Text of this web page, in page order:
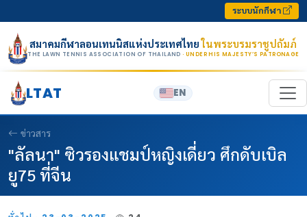
ระบบนักกีฬา
สมาคมกีฬาลอนเทนนิสแห่งประเทศไทยในพระบรมราชูปถัมภ์
THE LAWN TENNIS ASSOCIATION OF THAILAND · UNDER HIS MAJESTY’S PATRONAGE
LTAT EN
ข่าวสาร
"ลัลนา" ซิวรองแชมป์หญิงเดี่ยว ศึกดับเบิล
ยู75 ที่จีน